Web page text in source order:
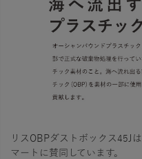
リスOBPダストボックス45J
マートに賛同しています。